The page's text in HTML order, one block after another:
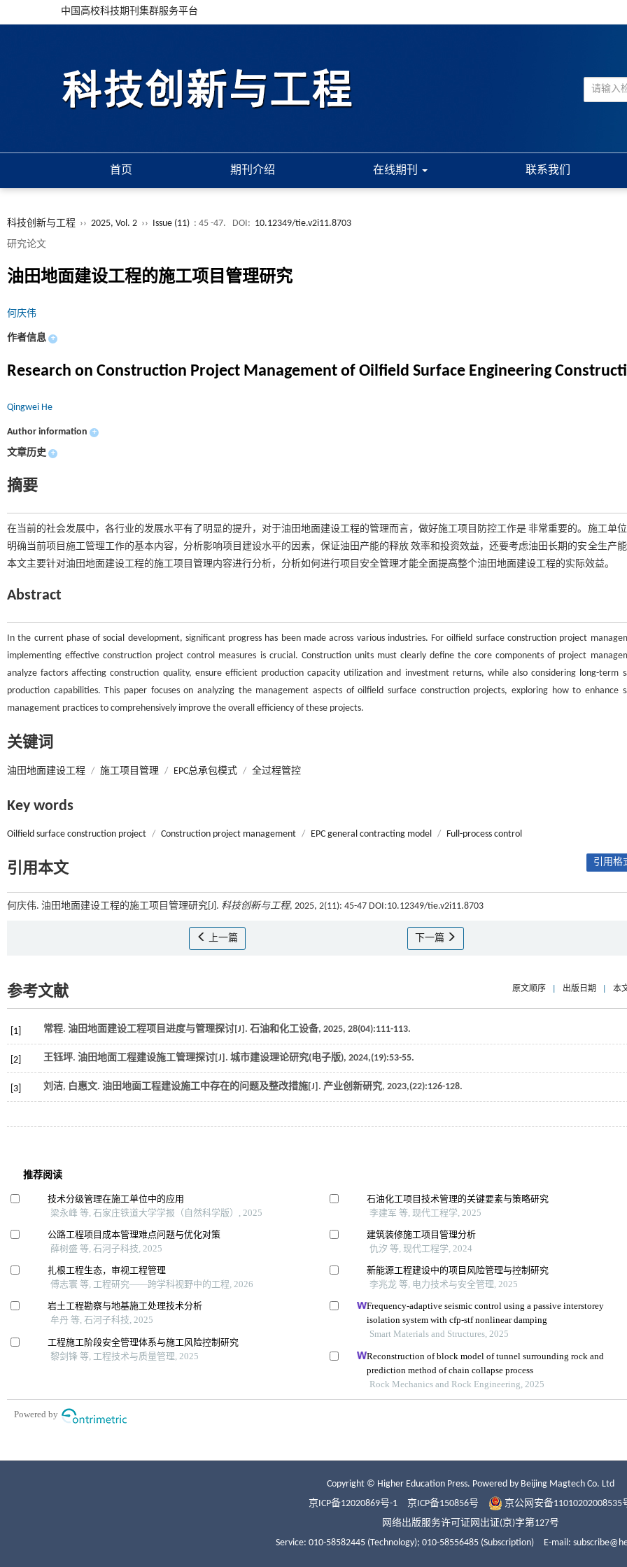
中国高校科技期刊集群服务平台
首页 期刊介绍 在线期刊 联系我们
科技创新与工程 ›› 2025, Vol. 2 ›› Issue (11) : 45 -47. DOI: 10.12349/tie.v2i11.8703
研究论文
油田地面建设工程的施工项目管理研究
何庆伟
作者信息 +
Research on Construction Project Management of Oilfield Surface Engineering
Qingwei He
Author information +
文章历史 +
摘要
在当前的社会发展中，各行业的发展水平有了明显的提升，对于油田地面建设工程的管理而言，做好施工项目防控工作是 非常重要的。施工单
明确当前项目施工管理工作的基本内容，分析影响项目建设水平的因素，保证油田产能的释放 效率和投资效益，还要考虑油田长期的安全生产
本文主要针对油田地面建设工程的施工项目管理内容进行分析，分析如何进行项目安全管理才能全面提高整个油田地面建设工程的实际效益。
Abstract
In the current phase of social development, significant progress has been made across various industries. For oilfield surface construction project
implementing effective construction project control measures is crucial. Construction units must clearly define the core components of project
analyze factors affecting construction quality, ensure efficient production capacity utilization and investment returns, while also considering long-term
production capabilities. This paper focuses on analyzing the management aspects of oilfield surface construction projects, exploring how to enhance
management practices to comprehensively improve the overall efficiency of these projects.
关键词
油田地面建设工程 / 施工项目管理 / EPC总承包模式 / 全过程管控
Key words
Oilfield surface construction project / Construction project management / EPC general contracting model / Full-process control
引用本文 引用格
何庆伟. 油田地面建设工程的施工项目管理研究[J]. 科技创新与工程, 2025, 2(11): 45-47 DOI:10.12349/tie.v2i11.8703
上一篇 下一篇
参考文献 原文顺序 出版日期 本
[1] 常程. 油田地面建设工程项目进度与管理探讨[J]. 石油和化工设备, 2025, 28(04):111-113.
[2] 王钰坪. 油田地面工程建设施工管理探讨[J]. 城市建设理论研究(电子版), 2024,(19):53-55.
[3] 刘洁, 白惠文. 油田地面工程建设施工中存在的问题及整改措施[J]. 产业创新研究, 2023,(22):126-128.
Copyright © Higher Education Press. Powered by Beijing Magtech Co. Ltd
京ICP备12020869号-1
京ICP备150856号
京公网安备11010202008535
网络出版服务许可证网出证(京)字第127号
Service: 010-58582445 (Technology); 010-58556485 (Subscription) E-mail: